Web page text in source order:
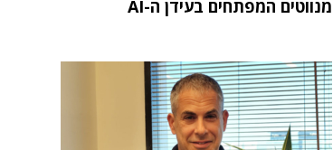
מנווטים המפתחים בעידן ה-AI